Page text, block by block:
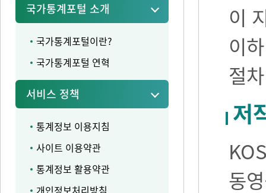
국가통계포털 소개
국가통계포털이란?
국가통계포털 연혁
서비스 정책
통계정보 이용지침
사이트 이용약관
통계정보 활용약관
개인정보처리방침
이
이
절
저
동